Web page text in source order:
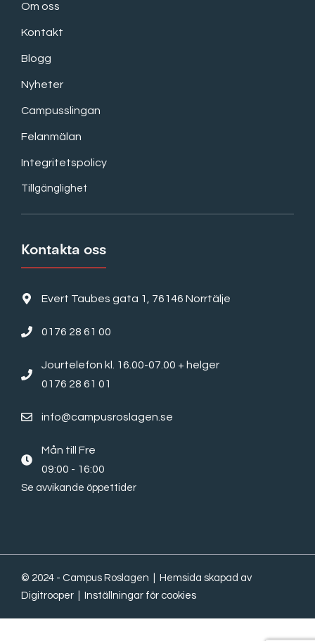
Om oss
Kontakt
Blogg
Nyheter
Campusslingan
Felanmälan
Integritetspolicy
Tillgänglighet
Kontakta oss
Evert Taubes gata 1, 76146 Norrtälje
0176 28 61 00
Jourtelefon kl. 16.00-07.00 + helger
0176 28 61 01
info@campusroslagen.se
Mån till Fre
09:00 - 16:00
Se avvikande öppettider
© 2024 - Campus Roslagen | Hemsida skapad av
Digitrooper
Inställningar för cookies